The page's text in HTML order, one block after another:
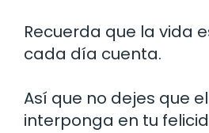
Recuerda que la vida
cada día cuenta.
Así que no dejes que
interponga en tu